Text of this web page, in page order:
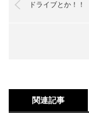
ドライブとか！！
関連記事